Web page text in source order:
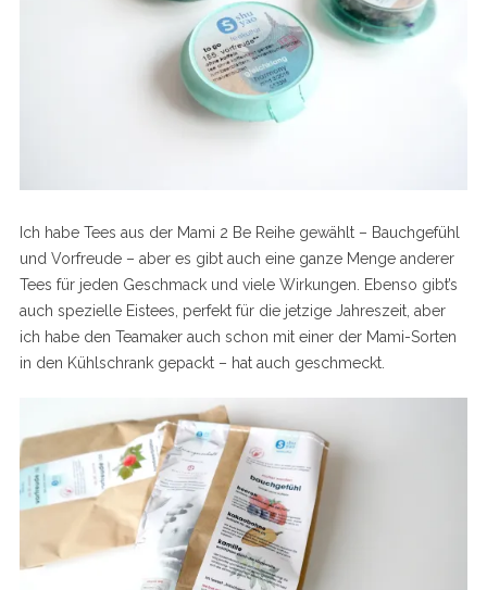
Ich habe Tees aus der Mami 2 Be Reihe gewählt – Bauchgefühl
und Vorfreude – aber es gibt auch eine ganze Menge anderer
Tees für jeden Geschmack und viele Wirkungen. Ebenso gibt’s
auch spezielle Eistees, perfekt für die jetzige Jahreszeit, aber
ich habe den Teamaker auch schon mit einer der Mami-Sorten
in den Kühlschrank gepackt – hat auch geschmeckt.